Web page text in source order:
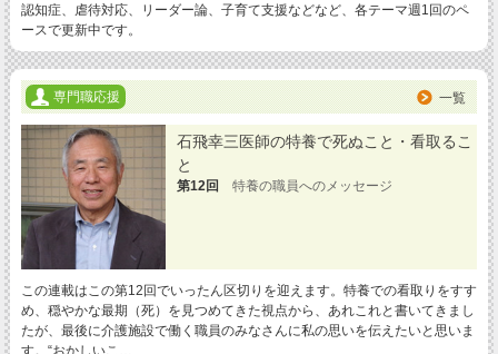
認知症、虐待対応、リーダー論、子育て支援などなど、各テーマ週1回のペ
ースで更新中です。
専門職応援 一覧
石飛幸三医師の特養で死ぬこと・看取るこ
と
第12回 特養の職員へのメッセージ
この連載はこの第12回でいったん区切りを迎えます。特養での看取りをすす
め、穏やかな最期（死）を見つめてきた視点から、あれこれと書いてきまし
たが、最後に介護施設で働く職員のみなさんに私の思いを伝えたいと思いま